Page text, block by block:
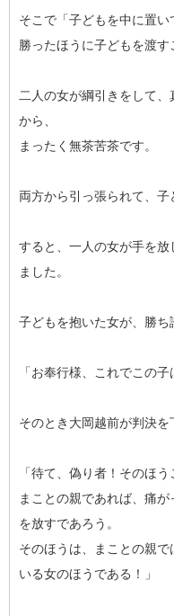
そこで「子どもを中に置い
勝ったほうに子どもを渡す
二人の女が綱引きをして
から、
まったく無茶苦茶です。
両方から引っ張られて、子
すると、一人の女が手を放
ました。
子どもを抱いた女が、勝ち
「お奉行様、これでこの子
そのとき大岡越前が判決を
「待て、偽り者！そのほ
まことの親であれば、痛
を放すであろう。
そのほうは、まことの親
いる女のほうである！」